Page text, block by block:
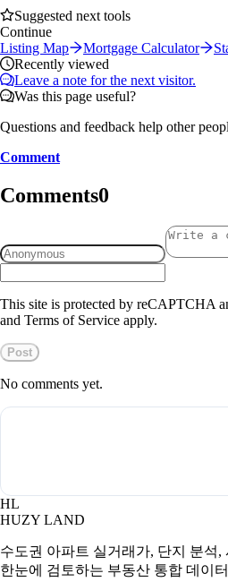
Suggested next tools
Continue
Listing Map
Mortgage Calculator
Recently viewed
Leave a note for the next visitor.
Was this page useful?
Questions and feedback help other
Comment
Comments0
This site is protected by reCAPTCHA
and Terms of Service apply.
Post
No comments yet.
HL
HUZY LAND
수도권 아파트 실거래가, 단지 분석,
한눈에 검토하는 부동산 통합 데이